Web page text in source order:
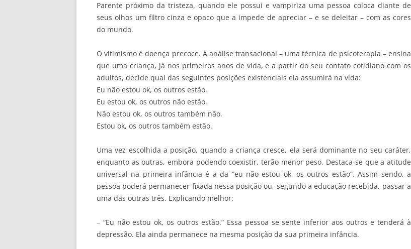
Parente próximo da tristeza, quando ele possui e vampiriza uma pessoa coloca diante de
seus olhos um filtro cinza e opaco que a impede de apreciar – e se deleitar – com as cores
do mundo.
O vitimismo é doença precoce. A análise transacional – uma técnica de psicoterapia – ensina
que uma criança, já nos primeiros anos de vida, e a partir do seu contato cotidiano com os
adultos, decide qual das seguintes posições existenciais ela assumirá na vida:
Eu não estou ok, os outros estão.
Eu estou ok, os outros não estão.
Não estou ok, os outros também não.
Estou ok, os outros também estão.
Uma vez escolhida a posição, quando a criança cresce, ela será dominante no seu caráter,
enquanto as outras, embora podendo coexistir, terão menor peso. Destaca-se que a atitude
universal na primeira infância é a da “eu não estou ok, os outros estão”. Assim sendo, a
pessoa poderá permanecer fixada nessa posição ou, segundo a educação recebida, passar a
uma das outras três. Explicando melhor:
– “Eu não estou ok, os outros estão.” Essa pessoa se sente inferior aos outros e tenderá à
depressão. Ela ainda permanece na mesma posição da sua primeira infância.